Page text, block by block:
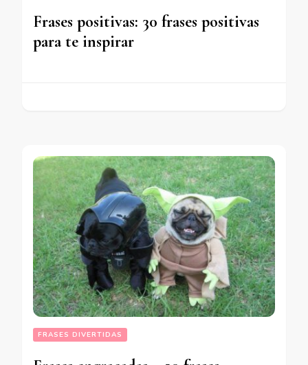
Frases positivas: 30 frases positivas
para te inspirar
FRASES DIVERTIDAS